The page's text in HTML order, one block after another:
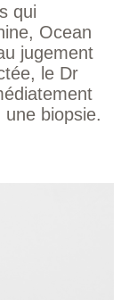
qui
Ocean
jugement
le Dr
biopsie.